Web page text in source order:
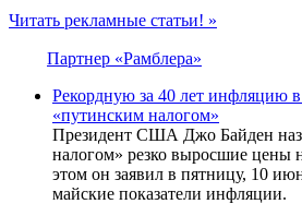
Читать рекламные статьи! »
Партнер «Рамблера»
Рекордную за 40 лет инфляцию
«путинским налогом»
Президент США Джо Байден
налогом» резко выросшие цены
этом он заявил в пятницу, 10
майские показатели инфляции.